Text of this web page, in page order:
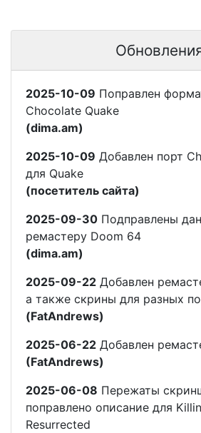
2025-10-09 Поправлен
Chocolate Quake
(dima.am)
2025-10-09 Добавлен порт
для Quake
(посетитель сайта)
2025-09-30 Подправлены
ремастеру Doom 64
(dima.am)
2025-09-22 Добавлен
а также скрины для разных
(FatAndrews)
2025-06-22 Добавлен
(FatAndrews)
2025-06-08 Пережаты
поправлено описание для
Resurrected